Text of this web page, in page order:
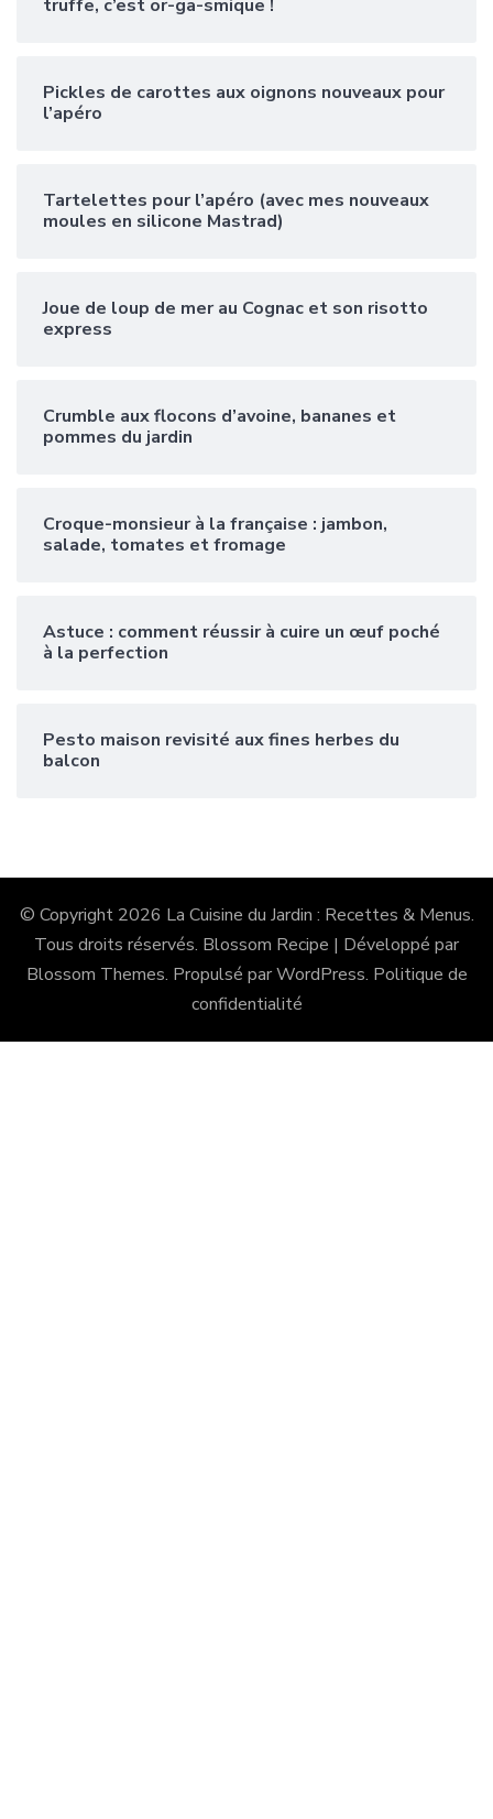
truffe, c’est or-ga-smique !
Pickles de carottes aux oignons nouveaux pour
l’apéro
Tartelettes pour l’apéro (avec mes nouveaux
moules en silicone Mastrad)
Joue de loup de mer au Cognac et son risotto
express
Crumble aux flocons d’avoine, bananes et
pommes du jardin
Croque-monsieur à la française : jambon,
salade, tomates et fromage
Astuce : comment réussir à cuire un œuf poché
à la perfection
Pesto maison revisité aux fines herbes du
balcon
© Copyright 2026 La Cuisine du Jardin : Recettes & Menus.
Tous droits réservés. Blossom Recipe | Développé par
Blossom Themes. Propulsé parWordPress. Politique de
confidentialité